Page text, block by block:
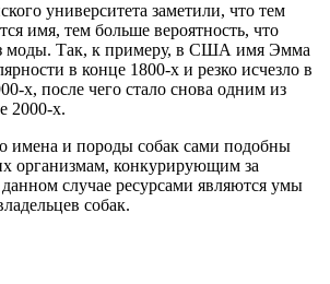
университета заметили, что тем
имя, тем больше вероятность, что
моды. Так, к примеру, в США имя Эмма
в конце 1800-х и резко исчезло в
х, после чего стало снова одним из
2000-х.
имена и породы собак сами подобны
организмам, конкурирующим за
случае ресурсами являются умы
собак.